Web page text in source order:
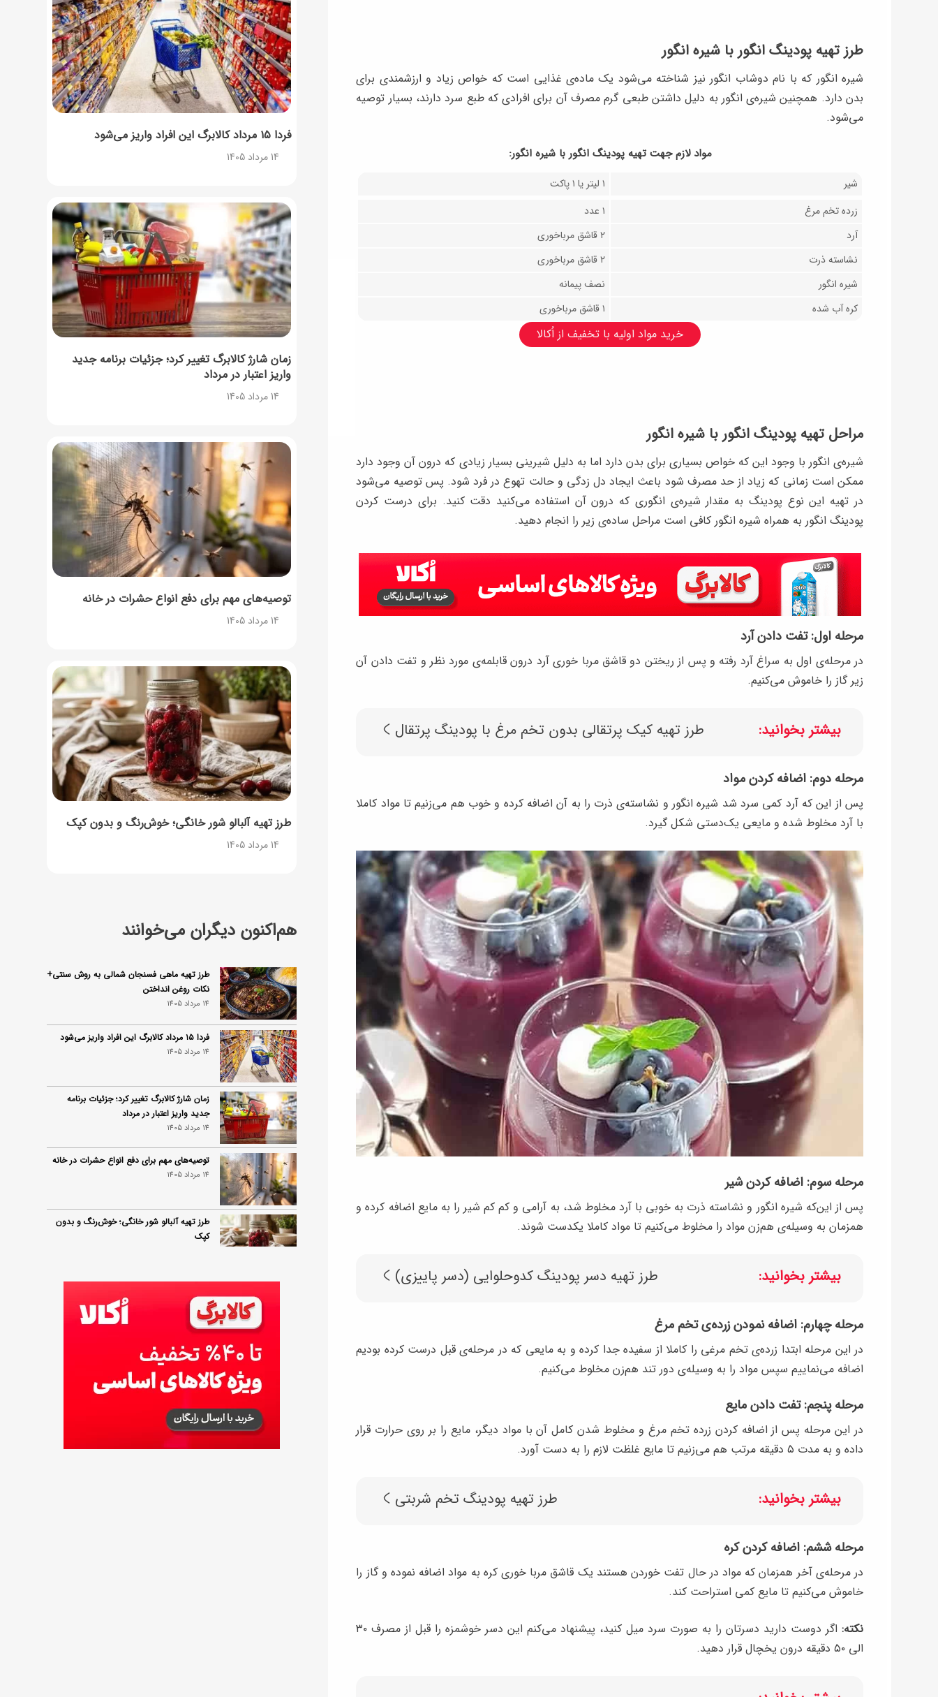
طرز تهیه پودینگ انگور با شیره انگور
شیره انگور که با نام دوشاب انگور نیز شناخته می‌شود یک ماده‌‌ی غذایی است که خواص زیاد و ارزشمندی برای
بدن دارد. همچنین شیره‌ی انگور به دلیل داشتن طبعی گرم مصرف آن برای افرادی که طبع سرد دارند، بسیار توصیه
می‌شود.
مواد لازم جهت تهیه پودینگ انگور با شیره انگور:
شیر
۱ لیتر یا ۱ پاکت
زرده تخم مرغ
۱ عدد
آرد
۲ قاشق مرباخوری
نشاسته ذرت
۲ قاشق مرباخوری
شیره انگور
نصف پیمانه
کره‌ آب شده
۱ قاشق مرباخوری
خرید مواد اولیه با تخفیف از اُکالا
مراحل تهیه پودینگ انگور با شیره انگور
شیره‌ی انگور با وجود این که خواص بسیاری برای بدن دارد اما به دلیل شیرینی بسیار زیادی که درون آن وجود دارد
ممکن است زمانی که زیاد از حد مصرف شود باعث ایجاد دل زدگی و حالت تهوع در فرد شود. پس توصیه می‌شود
در تهیه این نوع پودینگ به مقدار شیره‌ی انگوری که درون آن استفاده می‌کنید دقت کنید. برای درست کردن
پودینگ انگور به همراه شیره انگور کافی است مراحل ساده‌ی زیر را انجام دهید.
مرحله اول: تفت دادن آرد
در مرحله‌ی اول به سراغ آرد رفته و پس از ریختن دو قاشق مربا خوری آرد درون قابلمه‌ی مورد نظر و تفت دادن آن
زیر گاز را خاموش می‌کنیم.
بیشتر بخوانید: طرز تهیه کیک پرتقالی بدون تخم مرغ با پودینگ پرتقال
مرحله دوم: اضافه کردن مواد
پس از این که آرد کمی سرد شد شیره انگور و نشاسته‌ی ذرت را به آن اضافه کرده و خوب هم می‌زنیم تا مواد کاملا
با آرد مخلوط شده و مایعی یک‌دستی شکل گیرد.
مرحله سوم: اضافه کردن شیر
پس از این‌که شیره انگور و نشاسته ذرت به خوبی با آرد مخلوط شد، به آرامی و کم کم شیر را به مایع اضافه کرده و
همزمان به وسیله‌ی هم‌زن مواد را مخلوط می‌کنیم تا مواد کاملا یکدست شوند.
بیشتر بخوانید: طرز تهیه دسر پودینگ کدوحلوایی (دسر پاییزی)
مرحله چهارم: اضافه نمودن زرده‌ی تخم مرغ
در این مرحله ابتدا زرده‌ی تخم مرغی را کاملا از سفیده جدا کرده و به مایعی که در مرحله‌ی قبل درست کرده بودیم
اضافه می‌نماییم سپس مواد را به وسیله‌ی دور تند هم‌زن مخلوط می‌کنیم.
مرحله پنجم: تفت دادن مایع
در این مرحله پس از اضافه کردن زرده تخم مرغ و مخلوط شدن کامل آن با مواد دیگر، مایع را بر روی حرارت قرار
داده و به مدت ۵ دقیقه مرتب هم می‌زنیم تا مایع غلظت لازم را به دست آورد.
بیشتر بخوانید: طرز تهیه پودینگ تخم شربتی
مرحله ششم: اضافه کردن کره
در مرحله‌ی آخر همزمان که مواد در حال تفت خوردن هستند یک قاشق مربا خوری کره به مواد اضافه نموده و گاز را
خاموش می‌کنیم تا مایع کمی استراحت کند.
نکته:
اگر دوست دارید دسرتان را به صورت سرد میل کنید، پیشنهاد می‌کنم این دسر خوشمزه را قبل از مصرف ۳۰
الی ۵۰ دقیقه درون یخچال قرار دهید.
فردا ۱۵ مرداد کالابرگ این افراد واریز می‌شود
14 مرداد 1405
زمان شارژ کالابرگ تغییر کرد؛ جزئیات برنامه جدید
واریز اعتبار در مرداد
14 مرداد 1405
توصیه‌های مهم برای دفع انواع حشرات در خانه
14 مرداد 1405
طرز تهیه آلبالو شور خانگی؛ خوش‌رنگ و بدون کپک
14 مرداد 1405
هم‌اکنون دیگران می‌خوانند
طرز تهیه ماهی فسنجان شمالی به روش سنتی+
نکات روغن انداختن
14 مرداد 1405
فردا ۱۵ مرداد کالابرگ این افراد واریز می‌شود
14 مرداد 1405
زمان شارژ کالابرگ تغییر کرد؛ جزئیات برنامه
جدید واریز اعتبار در مرداد
14 مرداد 1405
توصیه‌های مهم برای دفع انواع حشرات در خانه
14 مرداد 1405
طرز تهیه آلبالو شور خانگی؛ خوش‌رنگ و بدون
کپک
طرز تهیه پنکیک با شیره انگور؛ صبحانه‌ای سالم و
انرژی‌بخش
14 مرداد 1405
۳۵ لیست غذاهای جدید و متفاوت؛ برای ناهار و
مهمانی
14 مرداد 1405
طرز تهیه پش ملبا (پیچ ملبا)؛ دسر کلاسیک هلو
و بستنی
13 مرداد 1405